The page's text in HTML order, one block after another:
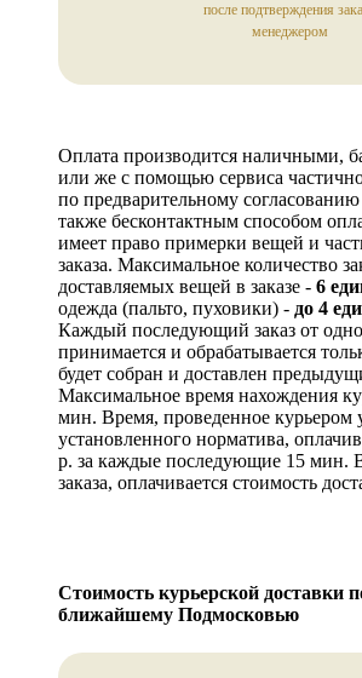
после подтверждения
менеджером
Оплата производится наличными,
или же с помощью сервиса
по предварительному
также бесконтактным способом
имеет право примерки вещей и
заказа. Максимальное количество
доставляемых вещей в заказе - 6
одежда (пальто, пуховики) - до 4
Каждый последующий заказ от
принимается и обрабатывается
будет собран и доставлен
Максимальное время нахождения
мин. Время, проведенное курьером
установленного норматива,
р. за каждые последующие 15 мин. В
заказа, оплачивается стоимость
Стоимость курьерской доставки
ближайшему Подмосковью